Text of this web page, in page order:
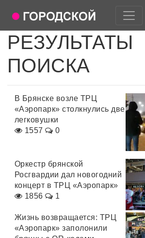
РЕЗУЛЬТАТЫ
ПОИСКА
В Брянске возле ТРЦ
«Аэропарк» столкнулись две
легковушки
1557
0
Оркестр брянской
Росгвардии дал новогодний
концерт в ТРЦ «Аэропарк»
1856
1
Жизнь возвращается: ТРЦ
«Аэропарк» заполонили